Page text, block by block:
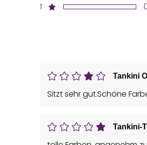
1
Tankini
Sitzt sehr gut.Schöne
Tankini-